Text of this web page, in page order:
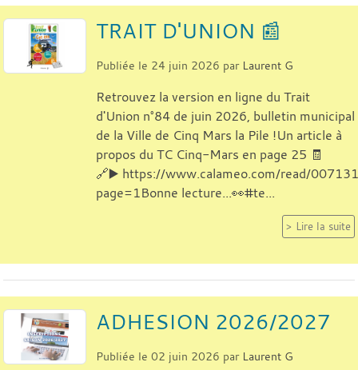
TRAIT D'UNION 📰
Publiée le 24 juin 2026 par Laurent G
Retrouvez la version en ligne du Trait
d'Union n°84 de juin 2026, bulletin municipal
de la Ville de Cinq Mars la Pile !Un article à
propos du TC Cinq-Mars en page 25 🧾
🔗▶️ https://www.calameo.com/read/
page=1Bonne lecture...👀#te...
Lire la suite
ADHESION 2026/2027
Publiée le 02 juin 2026 par Laurent G